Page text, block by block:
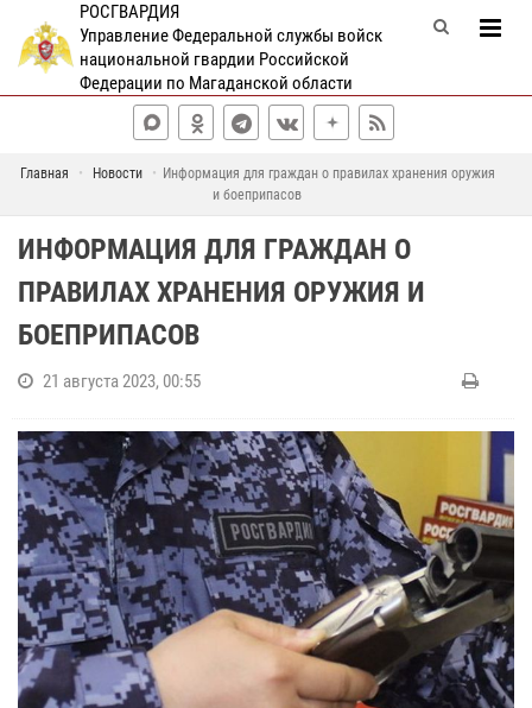
РОСГВАРДИЯ
Управление Федеральной службы войск
национальной гвардии Российской
Федерации по Магаданской области
Главная Новости
Информация для граждан о правилах хранения оружия
и боеприпасов
ИНФОРМАЦИЯ ДЛЯ ГРАЖДАН О
ПРАВИЛАХ ХРАНЕНИЯ ОРУЖИЯ И
БОЕПРИПАСОВ
21 августа 2023, 00:55